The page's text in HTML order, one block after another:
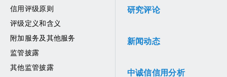
信用评级原则
评级定义和含义
附加服务及其他服务
监管披露
其他监管披露
研究评论
新闻动态
中诚信信用分析